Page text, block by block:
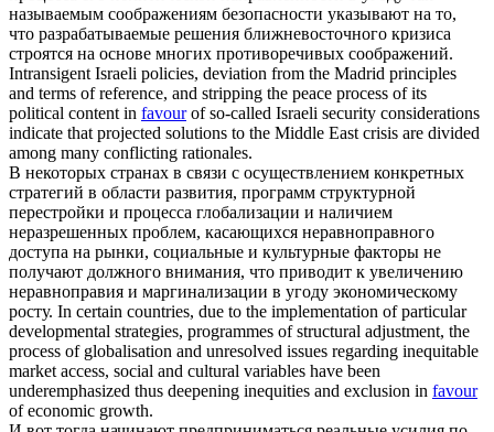
называемым соображениям безопасности указывают на то,
что разрабатываемые решения ближневосточного кризиса
строятся на основе многих противоречивых соображений.
Intransigent Israeli policies, deviation from the Madrid principles
and terms of reference, and stripping the peace process of its
political content in favourof so-called Israeli security considerations
indicate that projected solutions to the Middle East crisis are divided
among many conflicting rationales.
В некоторых странах в связи с осуществлением конкретных
стратегий в области развития, программ структурной
перестройки и процесса глобализации и наличием
неразрешенных проблем, касающихся неравноправного
доступа на рынки, социальные и культурные факторы не
получают должного внимания, что приводит к увеличению
неравноправия и маргинализации в угоду экономическому
росту. In certain countries, due to the implementation of particular
developmental strategies, programmes of structural adjustment, the
process of globalisation and unresolved issues regarding inequitable
market access, social and cultural variables have been
underemphasized thus deepening inequities and exclusion in favour
of economic growth.